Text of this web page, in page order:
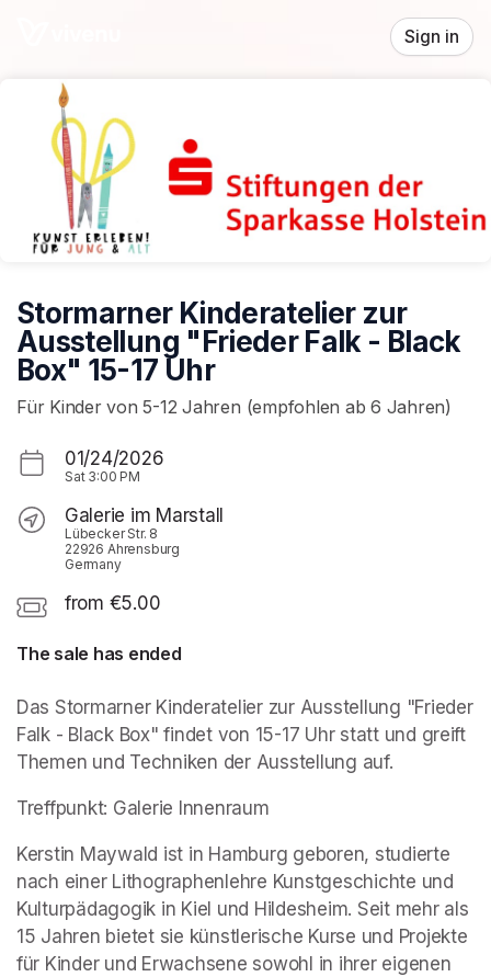
Sign in
Stormarner Kinderatelier zur
Ausstellung "Frieder Falk - Black
Box" 15-17 Uhr
Für Kinder von 5-12 Jahren (empfohlen ab 6 Jahren)
01/24/2026
Sat 3:00 PM
Galerie im Marstall
Lübecker Str. 8
22926 Ahrensburg
Germany
from €5.00
The sale has ended
Das Stormarner Kinderatelier zur Ausstellung "Frieder
Falk - Black Box" findet von 15-17 Uhr statt und greift
Themen und Techniken der Ausstellung auf.
Treffpunkt: Galerie Innenraum
Kerstin Maywald ist in Hamburg geboren, studierte
nach einer Lithographenlehre Kunstgeschichte und
Kulturpädagogik in Kiel und Hildesheim. Seit mehr als
15 Jahren bietet sie künstlerische Kurse und Projekte
für Kinder und Erwachsene sowohl in ihrer eigenen